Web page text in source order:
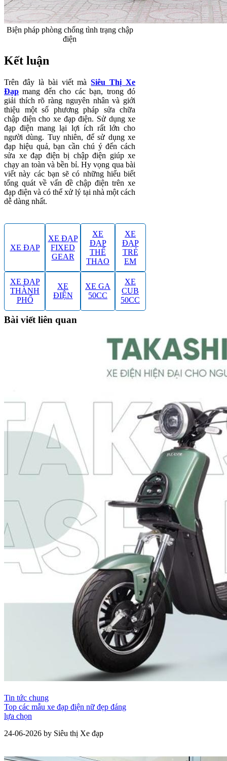
Biện pháp phòng chống tình trạng chập
điện
Kết luận
Trên đây là bài viết màSiêu Thị Xe
Đạp mang đến cho các bạn, trong đó
giải thích rõ ràng nguyên nhân và giới
thiệu một số phương pháp sửa chữa
chập điện cho xe đạp điện. Sử dụng xe
đạp điện mang lại lợi ích rất lớn cho
người dùng. Tuy nhiên, để sử dụng xe
đạp hiệu quả, bạn cần chú ý đến cách
sửa xe đạp điện bị chập điện giúp xe
chạy an toàn và bền bỉ. Hy vọng qua bài
viết này các bạn sẽ có những hiểu biết
tổng quát về vấn đề chập điện trên xe
đạp điện và có thể xử lý tại nhà một cách
dễ dàng nhất.
XE ĐẠP
XE ĐẠP
FIXED
GEAR
XE
ĐẠP
THỂ
THAO
XE
ĐẠP
TRẺ
EM
XE ĐẠP
THÀNH
PHỐ
XE
ĐIỆN
XE GA
50CC
XE
CUB
50CC
Bài viết liên quan
Tin tức chung
Top các mẫu xe đạp điện nữ đẹp đáng
lựa chọn
24-06-2026 by Siêu thị Xe đạp